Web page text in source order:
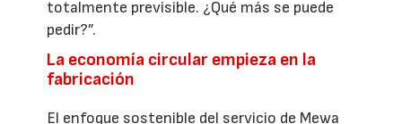
totalmente previsible. ¿Qué más se puede
pedir?”.
La economía circular empieza en la
fabricación
El enfoque sostenible del servicio de Mewa